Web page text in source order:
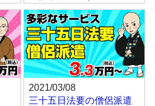
2021/03/08
三十五日法要の僧侶派遣